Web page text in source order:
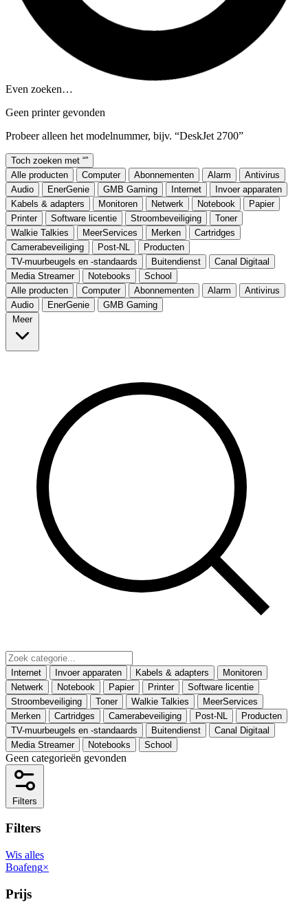
Even zoeken…
Geen printer gevonden
Probeer alleen het modelnummer, bijv. “DeskJet 2700”
Toch zoeken met “”
Alle producten
Computer Abonnementen Alarm
Antivirus
Audio
EnerGenie GMB Gaming Internet
Invoer apparaten
Kabels & adapters
Monitoren Netwerk Notebook
Papier
Printer
Software licentie Stroombeveiliging
Toner
Walkie Talkies
MeerServices Merken
Cartridges
Camerabeveiliging
Post-NL
Producten
TV-muurbeugels en -standaards
Buitendienst
Canal Digitaal
Media Streamer
Notebooks
School
Alle producten
Computer Abonnementen Alarm
Antivirus
Audio
EnerGenie
GMB Gaming
Meer
Internet Invoer apparaten Kabels & adapters
Monitoren
Netwerk
Notebook Papier Printer
Software licentie
Stroombeveiliging
Toner Walkie Talkies
MeerServices
Merken
Cartridges Camerabeveiliging Post-NL
Producten
TV-muurbeugels en -standaards
Buitendienst
Canal Digitaal
Media Streamer
Notebooks School
Geen categorieën gevonden
Filters
Filters
Wis alles
Boafeng×
Prijs